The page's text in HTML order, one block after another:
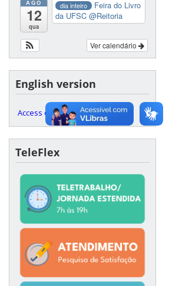
AGO
12
qua
dia inteiro
Feira do Livro
da UFSC@Reitoria
Ver calendário
English version
Access our English website here
TeleFlex